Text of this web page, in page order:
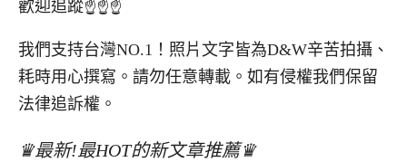
歡迎追蹤☝☝☝
我們支持台灣NO.1！照片文字皆為D&W辛苦拍攝、
耗時用心撰寫。請勿任意轉載。如有侵權我們保留
法律追訴權。
♛最新!最HOT的新文章推薦♛